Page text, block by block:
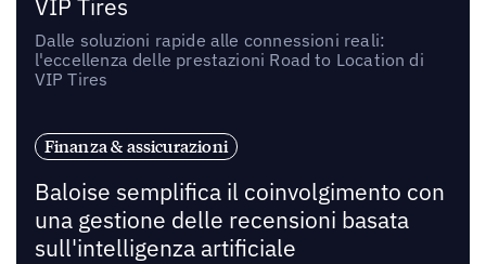
VIP Tires
Dalle soluzioni rapide alle connessioni reali:
l'eccellenza delle prestazioni Road to Location di
VIP Tires
Finanza & assicurazioni
Baloise semplifica il coinvolgimento con
una gestione delle recensioni basata
sull'intelligenza artificiale